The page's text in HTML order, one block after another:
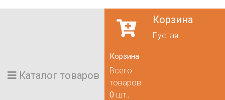
Каталог товаров
Корзина
Пустая
Корзина
Всего
товаров:
0 шт.,